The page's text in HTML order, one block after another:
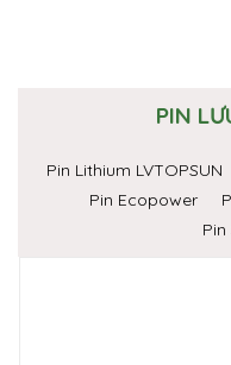
PIN
Pin Lithium LVTOPSUN
Pin Ecopower